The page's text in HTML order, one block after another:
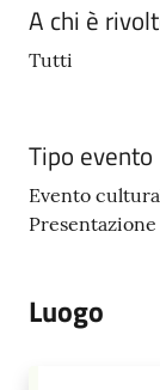
A chi è
Tutti
Tipo evento
Evento
Luogo